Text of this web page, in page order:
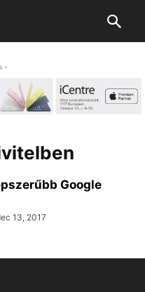
-
Google
13, 2017